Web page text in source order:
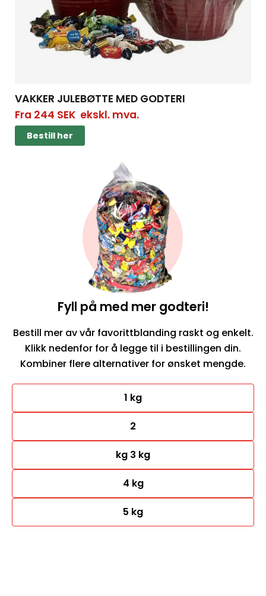
VAKKER JULEBØTTE MED GODTERI
Fra 244 SEKekskl. mva.
Bestill her
Fyll på med mer godteri!
Bestill mer av vår favorittblanding raskt og enkelt.
Klikk nedenfor for å legge til i bestillingen din.
Kombiner flere alternativer for ønsket mengde.
1 kg
2
kg 3 kg
4 kg
5 kg